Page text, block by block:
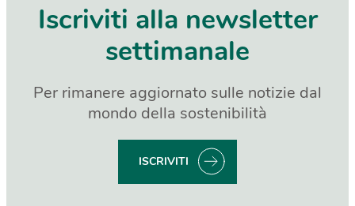
Iscriviti alla newsletter
settimanale
Per rimanere aggiornato sulle notizie dal
mondo della sostenibilità
ISCRIVITI